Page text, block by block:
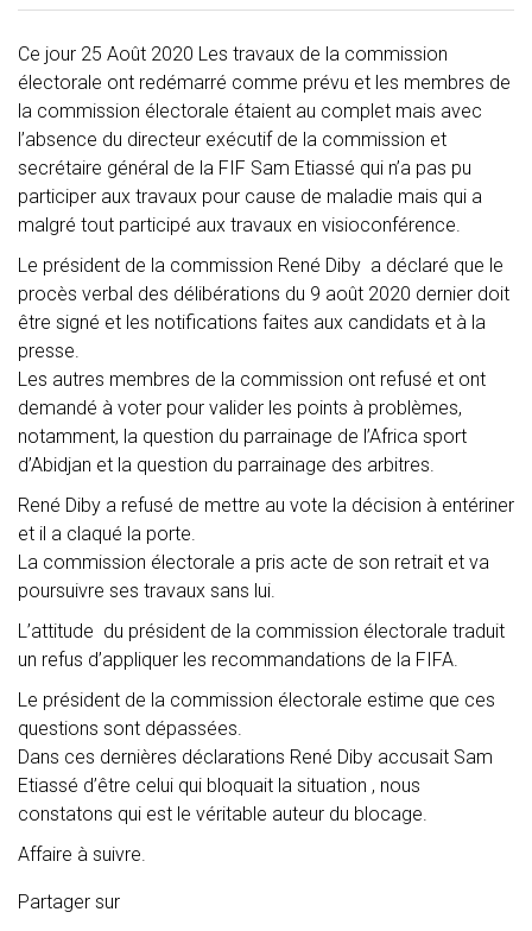
Ce jour 25 Août 2020 Les travaux de la commission
électorale ont redémarré comme prévu et les membres de
la commission électorale étaient au complet mais avec
l’absence du directeur exécutif de la commission et
secrétaire général de la FIF Sam Etiassé qui n’a pas pu
participer aux travaux pour cause de maladie mais qui a
malgré tout participé aux travaux en visioconférence.
Le président de la commission René Diby a déclaré que le
procès verbal des délibérations du 9 août 2020 dernier doit
être signé et les notifications faites aux candidats et à la
presse.
Les autres membres de la commission ont refusé et ont
demandé à voter pour valider les points à problèmes,
notamment, la question du parrainage de l’Africa sport
d’Abidjan et la question du parrainage des arbitres.
René Diby a refusé de mettre au vote la décision à entériner
et il a claqué la porte.
La commission électorale a pris acte de son retrait et va
poursuivre ses travaux sans lui.
L’attitude du président de la commission électorale traduit
un refus d’appliquer les recommandations de la FIFA.
Le président de la commission électorale estime que ces
questions sont dépassées.
Dans ces dernières déclarations René Diby accusait Sam
Etiassé d’être celui qui bloquait la situation , nous
constatons qui est le véritable auteur du blocage.
Affaire à suivre.
Partager sur